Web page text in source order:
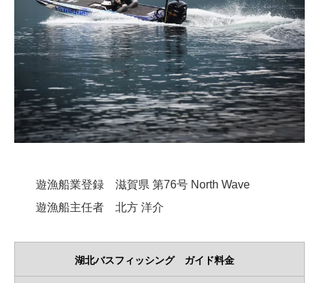
遊漁船業登録 滋賀県 第76号 North Wave
遊漁船主任者 北方 洋介
湖北バスフィッシング ガイド料金